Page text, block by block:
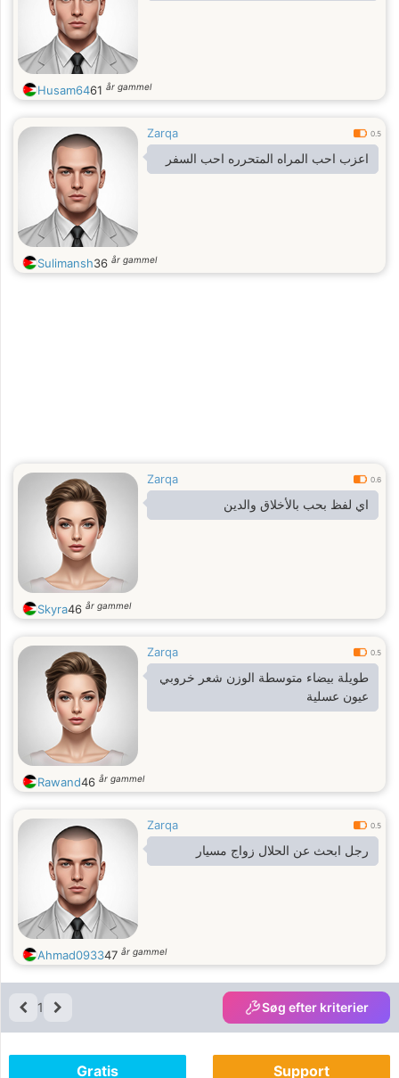
Husam6461 år gammel
Zarqa 0.5
اعزب احب المراه المتحرره احب السفر
Sulimansh36 år gammel
Zarqa 0.6
اي لفظ بحب بالأخلاق والدين
Skyra46 år gammel
Zarqa 0.5
طويلة بيضاء متوسطة الوزن شعر خروبي
عيون عسلية
Rawand46 år gammel
Zarqa 0.5
رجل ابحث عن الحلال زواج مسيار
Ahmad093347 år gammel
1 Søg efter kriterier
Gratis Support